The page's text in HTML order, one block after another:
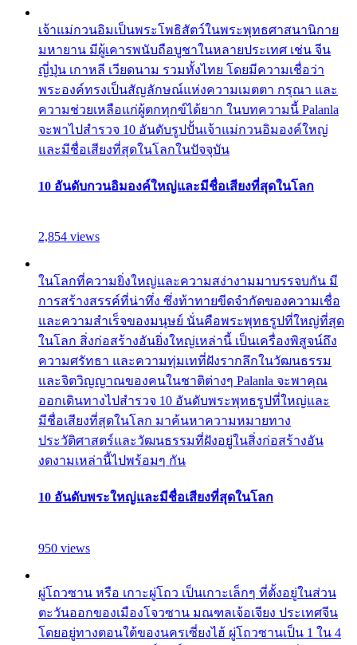
เจ้าแม่กวนอิมเป็นพระโพธิสัตว์ในพระพุทธศาสนานิกาย
มหายาน มีผู้เคารพนับถือบูชาในหลายประเทศ เช่น จีน
ญี่ปุ่น เกาหลี เวียดนาม รวมทั้งไทย โดยมีความเชื่อว่า
พระองค์ทรงเป็นสัญลักษณ์แห่งความเมตตา กรุณา และ
ความช่วยเหลือแก่ผู้ตกทุกข์ได้ยาก ในบทความนี้ Palanla
จะพาไปสำรวจ 10 อันดับรูปปั้นเจ้าแม่กวนอิมองค์ใหญ่
และมีชื่อเสียงที่สุดในโลกในปัจจุบัน
10 อันดับกวนอิมองค์ใหญ่และมีชื่อเสียงที่สุดในโลก
2,854 views
ในโลกที่ความยิ่งใหญ่และความสง่างามมาบรรจบกัน มี
การสร้างสรรค์ที่น่าทึ่ง ซึ่งท้าทายขีดจำกัดของความเชื่อ
และความสำเร็จของมนุษย์ นั่นคือพระพุทธรูปที่ใหญ่ที่สุด
ในโลก สิ่งก่อสร้างอันยิ่งใหญ่เหล่านี้ เป็นเครื่องพิสูจน์ถึง
ความศรัทธา และความทุ่มเทที่ฝังรากลึกในวัฒนธรรม
และจิตวิญญาณของคนในชาติต่างๆ Palanla จะพาคุณ
ออกเดินทางไปสำรวจ 10 อันดับพระพุทธรูปที่ใหญ่และ
มีชื่อเสียงที่สุดในโลก มาค้นหาความหมายทาง
ประวัติศาสตร์และวัฒนธรรมที่ฝังอยู่ในสิ่งก่อสร้างอัน
งดงามเหล่านี้ไปพร้อมๆ กัน
10 อันดับพระใหญ่และมีชื่อเสียงที่สุดในโลก
950 views
ผู่โถวซาน หรือ เกาะผู่โถว เป็นเกาะเล็กๆ ที่ตั้งอยู่ในส่วน
ตะวันออกของเมืองโจวซาน มณฑลเจ้อเจียง ประเทศจีน
โดยอยู่ทางตอนใต้ของนครเซี่ยงไฮ้ ผู่โถวซานเป็น 1 ใน 4